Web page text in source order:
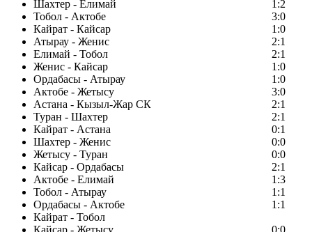
Шахтер - Елимай
1:2
Тобол - Актобе
3:0
Кайрат - Кайсар
1:0
Атырау - Женис
2:1
Елимай - Тобол
2:1
Женис - Кайсар
1:0
Ордабасы - Атырау
1:0
Актобе - Жетысу
3:0
Астана - Кызыл-Жар СК
2:1
Туран - Шахтер
2:1
Кайрат - Астана
0:1
Шахтер - Женис
0:0
Жетысу - Туран
0:0
Кайсар - Ордабасы
2:1
Актобе - Елимай
1:3
Тобол - Атырау
1:1
Ордабасы - Актобе
1:1
Кайрат - Тобол